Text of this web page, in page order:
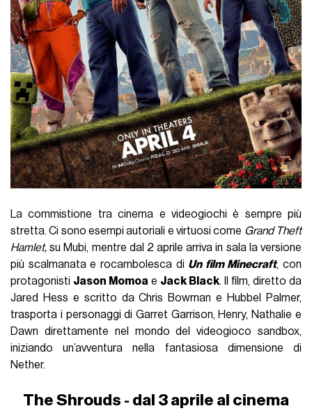
La commistione tra cinema e videogiochi è sempre più
stretta. Ci sono esempi autoriali e virtuosi come Grand Theft
Hamlet,su Mubi, mentre dal 2 aprile arriva in sala la versione
più scalmanata e rocambolesca di Un film Minecraft, con
protagonisti Jason Momoa e Jack Black. Il film, diretto da
Jared Hess e scritto da Chris Bowman e Hubbel Palmer,
trasporta i personaggi di Garret Garrison, Henry, Nathalie e
Dawn direttamente nel mondo del videogioco sandbox,
iniziando un’avventura nella fantasiosa dimensione di
Nether.
The Shrouds - dal 3 aprile al cinema